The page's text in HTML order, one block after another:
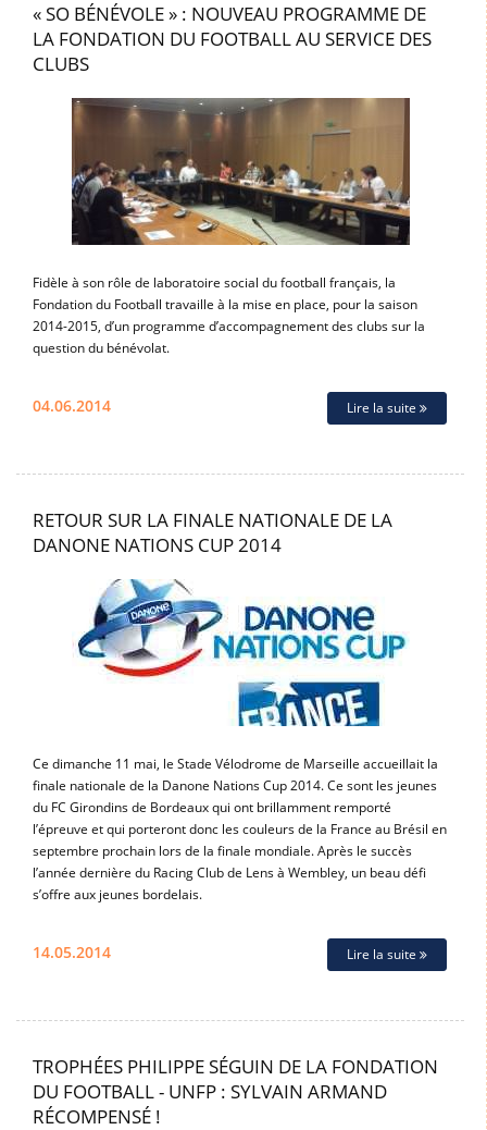
« SO BÉNÉVOLE » : NOUVEAU PROGRAMME DE
LA FONDATION DU FOOTBALL AU SERVICE DES
CLUBS
Fidèle à son rôle de laboratoire social du football français, la
Fondation du Football travaille à la mise en place, pour la saison
2014-2015, d’un programme d’accompagnement des clubs sur la
question du bénévolat.
04.06.2014 Lire la suite
RETOUR SUR LA FINALE NATIONALE DE LA
DANONE NATIONS CUP 2014
Ce dimanche 11 mai, le Stade Vélodrome de Marseille accueillait la
finale nationale de la Danone Nations Cup 2014. Ce sont les jeunes
du FC Girondins de Bordeaux qui ont brillamment remporté
l’épreuve et qui porteront donc les couleurs de la France au Brésil en
septembre prochain lors de la finale mondiale. Après le succès
l’année dernière du Racing Club de Lens à Wembley, un beau défi
s’offre aux jeunes bordelais.
14.05.2014 Lire la suite
TROPHÉES PHILIPPE SÉGUIN DE LA FONDATION
DU FOOTBALL - UNFP : SYLVAIN ARMAND
RÉCOMPENSÉ !